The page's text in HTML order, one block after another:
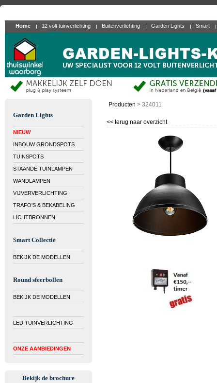
Home 12 volt tuinverlichting Buitenverlichting Garden Lights Smart
Garden Lights
NIEUW
INBOUW GRONDSPOTS
TUINSPOTS
STAANDE TUINLAMPEN
WANDLAMPEN
VIJVERVERLICHTING
TRAFO'S & BEKABELING
LICHTBRONNEN
Smart Collectie
BEKIJK DE MODELLEN
Round sfeerbollen
BEKIJK DE MODELLEN
LED TUINVERLICHTING
ONZE AANBIEDINGEN
Bekijk de brochure
Producten > 324011
<< terug naar overzicht